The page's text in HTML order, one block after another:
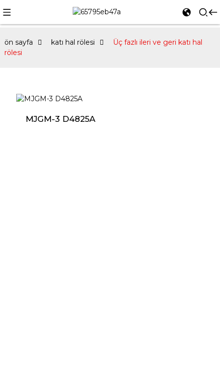
ön sayfa katı hal rölesi
Üç fazlı ileri ve geri katı hal
rölesi
MJGM-3 D4825A